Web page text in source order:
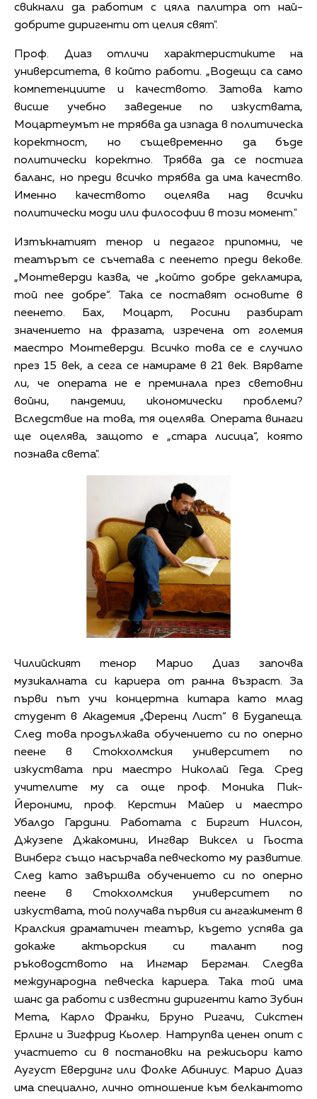
свикнали да работим с цяла палитра от най-
добрите диригенти от целия свят".
Проф. Диаз отличи характеристиките на
университета, в който работи. „Водещи са само
компетенциите и качеството. Затова като
висше учебно заведение по изкуствата,
Моцартеумът не трябва да изпада в политическа
коректност, но същевременно да бъде
политически коректно. Трябва да се постига
баланс, но преди всичко трябва да има качество.
Именно качеството оцелява над всички
политически моди или философии в този момент."
Изтъкнатият тенор и педагог припомни, че
театърът се съчетава с пеенето преди векове.
„Монтеверди казва, че „който добре декламира,
той пее добре“. Така се поставят основите в
пеенето. Бах, Моцарт, Росини разбират
значението на фразата, изречена от големия
маестро Монтеверди. Всичко това се е случило
през 15 век, а сега се намираме в 21 век. Вярвате
ли, че операта не е преминала през световни
войни, пандемии, икономически проблеми?
Вследствие на това, тя оцелява. Операта винаги
ще оцелява, защото е „стара лисица“, която
познава света".
Чилийският тенор Марио Диаз започва
музикалната си кариера от ранна възраст. За
първи път учи концертна китара като млад
студент в Академия „Ференц Лист“ в Будапеща.
След това продължава обучението си по оперно
пеене в Стокхолмския университет по
изкуствата при маестро Николай Геда. Сред
учителите му са още проф. Моника Пик-
Йероними, проф. Керстин Майер и маестро
Убалдо Гардини. Работата с Биргит Нилсон,
Джузепе Джакомини, Ингвар Виксел и Гьоста
Винберг също насърчава певческото му развитие.
След като завършва обучението си по оперно
пеене в Стокхолмския университет по
изкуствата, той получава първия си ангажимент в
Кралския драматичен театър, където успява да
докаже актьорския си талант под
ръководството на Ингмар Бергман. Следва
международна певческа кариера. Така той има
шанс да работи с известни диригенти като Зубин
Мета, Карло Франки, Бруно Ригачи, Сикстен
Ерлинг и Зигфрид Кьолер. Натрупва ценен опит с
участието си в постановки на режисьори като
Аугуст Евердинг или Фолке Абиниус. Марио Диаз
има специално, лично отношение към белкантото